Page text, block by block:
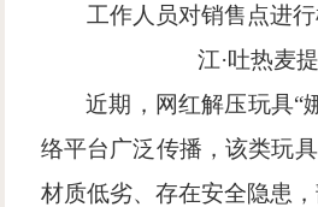
工作人员对销售点进
江·吐热麦
近期，网红解压玩具“
络平台广泛传播，该类玩具
材质低劣、存在安全隐患